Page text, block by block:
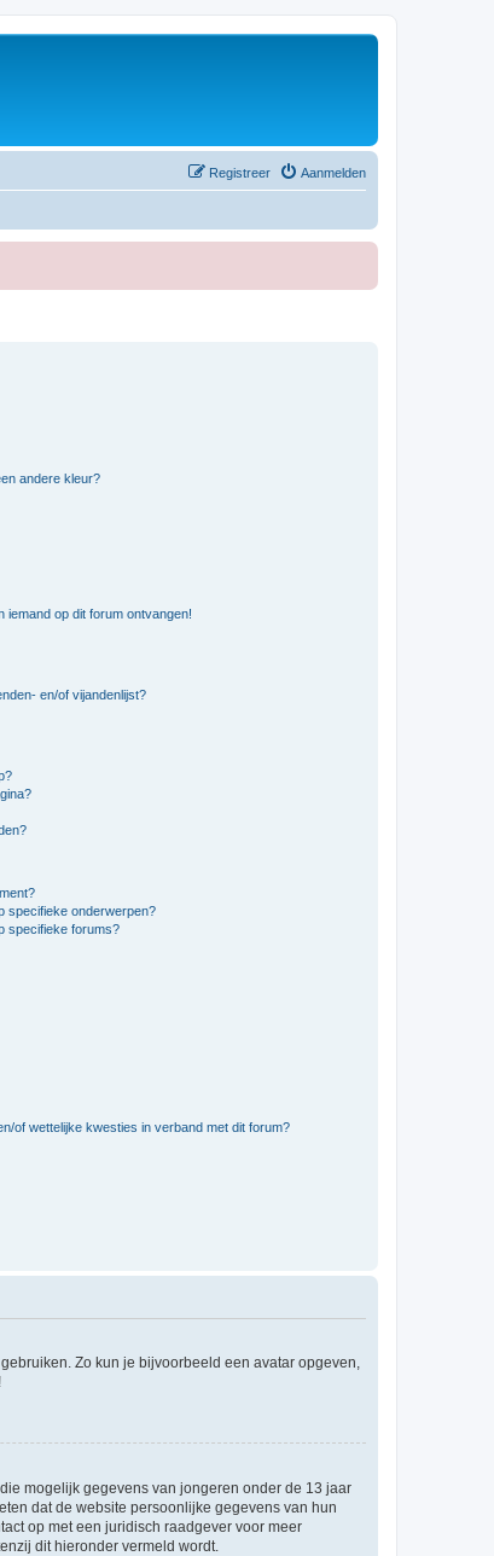
Aanmelden
Registreer
andere kleur?
iemand op dit forum ontvangen!
en/of vijandenlijst?
specifieke onderwerpen?
specifieke forums?
of wettelijke kwesties in verband met dit forum?
Zo kun je bijvoorbeeld een avatar opgeven,
mogelijk gegevens van jongeren onder de 13 jaar
dat de website persoonlijke gegevens van hun
op met een juridisch raadgever voor meer
dit hieronder vermeld wordt.